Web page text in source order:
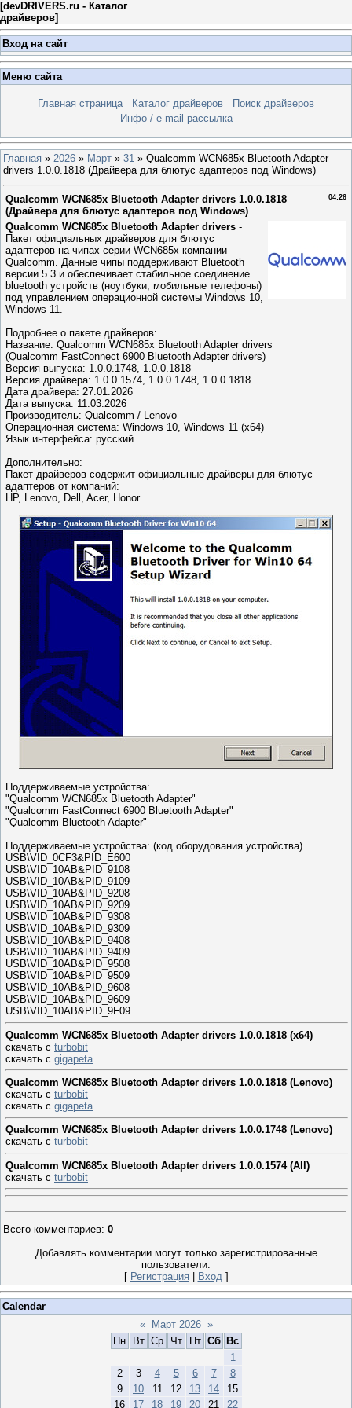
[devDRIVERS.ru - Каталог
драйверов]
Вход на сайт
Меню сайта
Главная страница Каталог драйверов
Поиск драйверов
Инфо / e-mail рассылка
Главная » 2026 » Март » 31 » Qualcomm WCN685x Bluetooth Adapter
drivers 1.0.0.1818 (Драйвера для блютуc адаптеров под Windows)
04:26
Qualcomm WCN685x Bluetooth Adapter drivers 1.0.0.1818
(Драйвера для блютуc адаптеров под Windows)
Qualcomm WCN685x Bluetooth Adapter drivers -
Пакет официальных драйверов для блютус
адаптеров на чипах серии WCN685x компании
Qualcomm. Данные чипы поддерживают Bluetooth
версии 5.3 и обеспечивает стабильное соединение
bluetooth устройств (ноутбуки, мобильные телефоны)
под управлением операционной системы Windows 10,
Windows 11.
Подробнее о пакете драйверов:
Название: Qualcomm WCN685x Bluetooth Adapter drivers
(Qualcomm FastConnect 6900 Bluetooth Adapter drivers)
Версия выпуска: 1.0.0.1748, 1.0.0.1818
Версия драйвера: 1.0.0.1574, 1.0.0.1748, 1.0.0.1818
Дата драйвера: 27.01.2026
Дата выпуска: 11.03.2026
Производитель: Qualcomm / Lenovo
Операционная система: Windows 10, Windows 11 (x64)
Язык интерфейса: русский
Дополнительно:
Пакет драйверов содержит официальные драйверы для блютус
адаптеров от компаний:
HP, Lenovo, Dell, Acer, Honor.
Поддерживаемые устройства:
"Qualcomm WCN685x Bluetooth Adapter"
"Qualcomm FastConnect 6900 Bluetooth Adapter"
"Qualcomm Bluetooth Adapter"
Поддерживаемые устройства: (код оборудования устройства)
USB\VID_0CF3&PID_E600
USB\VID_10AB&PID_9108
USB\VID_10AB&PID_9109
USB\VID_10AB&PID_9208
USB\VID_10AB&PID_9209
USB\VID_10AB&PID_9308
USB\VID_10AB&PID_9309
USB\VID_10AB&PID_9408
USB\VID_10AB&PID_9409
USB\VID_10AB&PID_9508
USB\VID_10AB&PID_9509
USB\VID_10AB&PID_9608
USB\VID_10AB&PID_9609
USB\VID_10AB&PID_9F09
Qualcomm WCN685x Bluetooth Adapter drivers 1.0.0.1818 (x64)
скачать с turbobit
скачать с gigapeta
Qualcomm WCN685x Bluetooth Adapter drivers 1.0.0.1818 (Lenovo)
скачать с turbobit
скачать с gigapeta
Qualcomm WCN685x Bluetooth Adapter drivers 1.0.0.1748 (Lenovo)
скачать с turbobit
Qualcomm WCN685x Bluetooth Adapter drivers 1.0.0.1574 (All)
скачать с turbobit
Всего комментариев: 0
Добавлять комментарии могут только зарегистрированные
пользователи.
[ Регистрация| Вход]
Calendar
«
Март 2026 »
Пн
Вт Ср Чт Пт Сб Вс
1
2
3 4 5 6 7
8
9
10 11 12 13 14
15
16
17 18 19 20 21 22